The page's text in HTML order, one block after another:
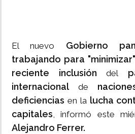
El nuevo Gobierno
trabajando para "minimizar"
reciente inclusión del
internacionalde
deficiencias en la lucha
capitales, informó este
Alejandro Ferrer.